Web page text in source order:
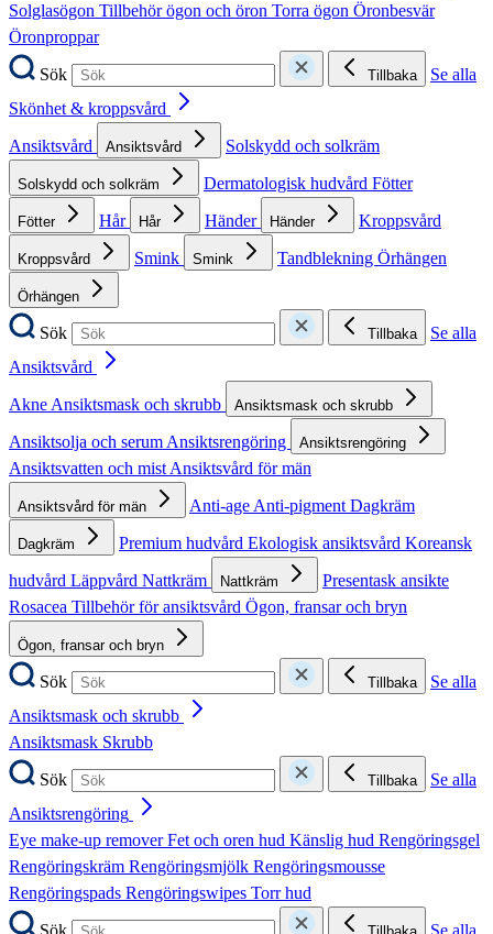
Solglasögon Tillbehör ögon och öron Torra ögon Öronbesvär
Öronproppar
Sök
Tillbaka
Se alla
Skönhet & kroppsvård
Ansiktsvård
Ansiktsvård Solskydd och solkräm
Solskydd och solkräm Dermatologisk hudvård Fötter
Fötter Hår Hår Händer Händer Kroppsvård
Kroppsvård Smink Smink Tandblekning Örhängen
Örhängen
Sök Tillbaka
Se alla
Ansiktsvård
AkneAnsiktsmask och skrubb Ansiktsmask och skrubb
Ansiktsolja och serumAnsiktsrengöring Ansiktsrengöring
Ansiktsvatten och mistAnsiktsvård för män
Ansiktsvård för män Anti-ageAnti-pigmentDagkräm
Dagkräm Premium hudvård Ekologisk ansiktsvård Koreansk
hudvård Läppvård Nattkräm Nattkräm
Presentask ansikte
Rosacea Tillbehör för ansiktsvård Ögon, fransar och bryn
Ögon, fransar och bryn
Sök Tillbaka
Se alla
Ansiktsmask och skrubb
Ansiktsmask Skrubb
Sök
Tillbaka
Se alla
Ansiktsrengöring
Eye make-up removerFet och oren hud Känslig hud Rengöringsgel
Rengöringskräm Rengöringsmjölk Rengöringsmousse
Rengöringspads Rengöringswipes Torr hud